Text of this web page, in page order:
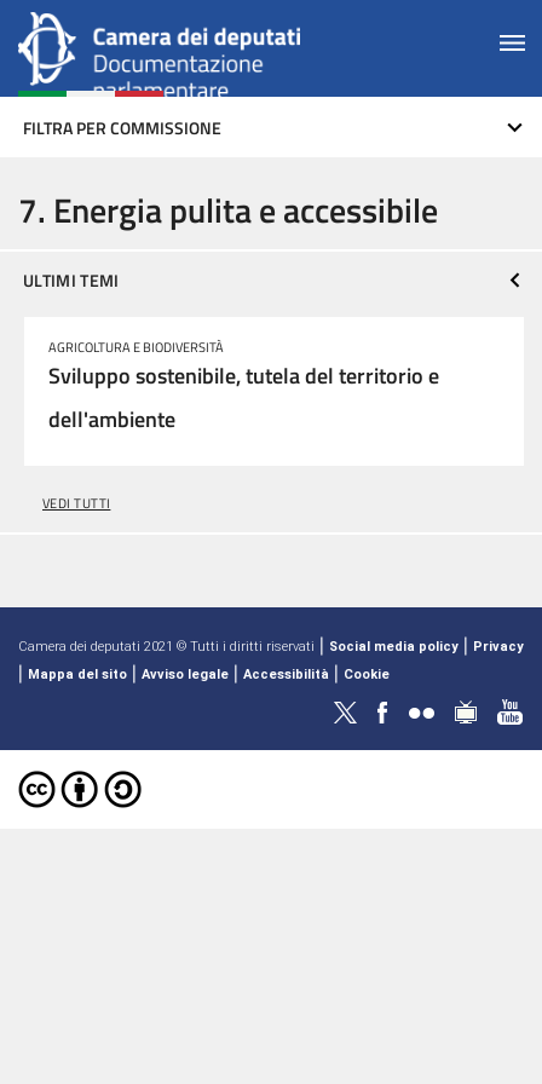
FILTRA PER COMMISSIONE
7. Energia pulita e accessibile
ULTIMI TEMI
AGRICOLTURA E BIODIVERSITÀ
Sviluppo sostenibile, tutela del territorio e
dell'ambiente
VEDI TUTTI
Camera dei deputati 2021 © Tutti i diritti riservati | Social media policy | Privacy
| Mappa del sito | Avviso legale | Accessibilità | Cookie